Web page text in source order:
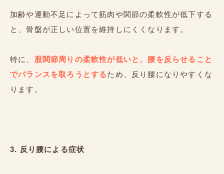
加齢や運動不足によって筋肉や関節の柔軟性が低下する
と、骨盤が正しい位置を維持しにくくなります。
特に、 股関節周りの柔軟性が低いと、腰を反らせること
でバランスを取ろうとするため、反り腰になりやすくな
ります。
3. 反り腰による症状